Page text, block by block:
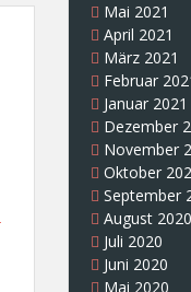
Mai 2021
April 2021
März 2021
Februar
Januar 2021
Dezember
November
Oktober
September
August 2020
Juli 2020
Juni 2020
Mai 2020